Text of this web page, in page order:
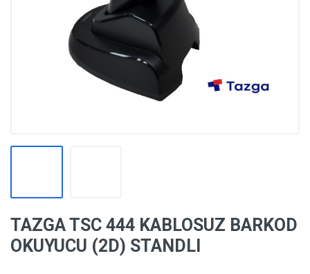
TAZGA TSC 444 KABLOSUZ BARKOD
OKUYUCU (2D) STANDLI